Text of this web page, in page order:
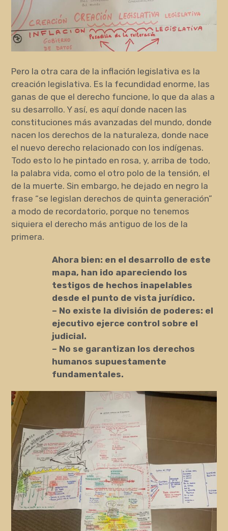
Pero la otra cara de la inflación legislativa es la
creación legislativa. Es la fecundidad enorme, las
ganas de que el derecho funcione, lo que da alas a
su desarrollo. Y así, es aquí donde nacen las
constituciones más avanzadas del mundo, donde
nacen los derechos de la naturaleza, donde nace
el nuevo derecho relacionado con los indígenas.
Todo esto lo he pintado en rosa, y, arriba de todo,
la palabra vida, como el otro polo de la tensión, el
de la muerte. Sin embargo, he dejado en negro la
frase “se legislan derechos de quinta generación”
a modo de recordatorio, porque no tenemos
siquiera el derecho más antiguo de los de la
primera.
Ahora bien: en el desarrollo de este
mapa, han ido apareciendo los
testigos de hechos inapelables
desde el punto de vista jurídico.
– No existe la división de poderes: el
ejecutivo ejerce control sobre el
judicial.
– No se garantizan los derechos
humanos supuestamente
fundamentales.